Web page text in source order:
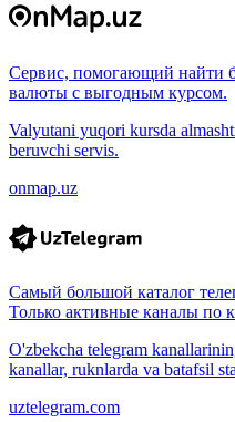
Сервис, помогающий найти
валюты с выгодным курсом.
Valyutani yuqori kursda
beruvchi servis.
onmap.uz
Самый большой каталог
Только активные каналы по
O'zbekcha telegram
kanallar, ruknlarda va batafsil
uztelegram.com